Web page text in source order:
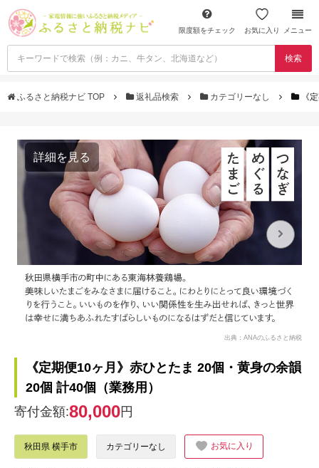
限度額をチェック お気に入り メニュー
検索
ふるさと納税ナビ TOP 返礼品検索 カテゴリーなし 《
詳細を見る
出典：ANAのふるさと納税
《定期便10ヶ月》赤ひとたま 20個・黄身の余韻
20個 計40個（業務用）
寄付金額:80,000円
秋田県 横手市 カテゴリーなし お気に入り